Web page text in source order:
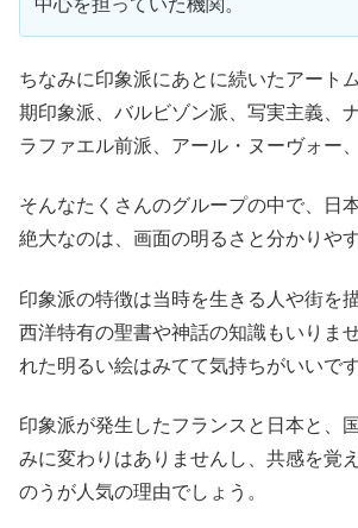
ちなみに印象派にあとに続いたアート
期印象派、バルビゾン派、写実主義、
ラファエル前派、アール・ヌーヴォー
そんなたくさんのグループの中で、日
絶大なのは、画面の明るさと分かりや
印象派の特徴は当時を生きる人や街を
西洋特有の聖書や神話の知識もいりま
れた明るい絵はみてて気持ちがいいです
印象派が発生したフランスと日本と、
みに変わりはありませんし、共感を覚
のうが人気の理由でしょう。